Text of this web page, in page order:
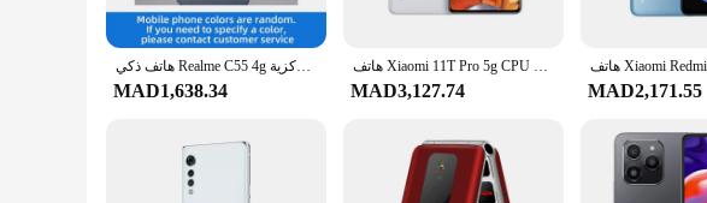
هاتف ذكي Realme C55 4g وحدة المعالجة المركزية Helio G88 غير مقفول 6.72 بوصة 128G جميع الألوان في حالة جيدة هاتف أندرويد مستعمل أصلي
MAD1,638.34
هاتف Xiaomi 11T Pro 5g CPU Snapdragon 888 Android 6.67 بوصة RAM 8GB ROM 256GB 108MP كاميرا مستعملة
MAD3,127.74 MAD2,171.55